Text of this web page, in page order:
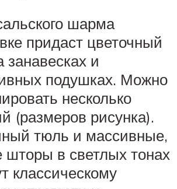
шарма
придаст цветочный
занавесках и
подушках. Можно
несколько
(размеров рисунка).
тюль и массивные,
шторы в светлых тонах
классическому